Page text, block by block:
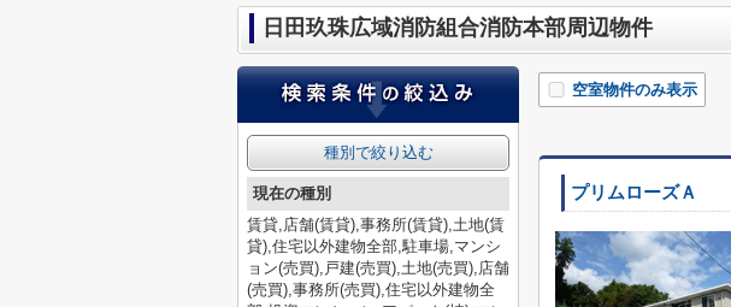
日田玖珠広域消防組合消防本部周辺物件
空室物件のみ表示
プリムローズＡ
種別で絞り込む
現在の種別
賃貸,店舗(賃貸),事務所(賃貸),土地(賃
貸),住宅以外建物全部,駐車場,マンシ
ョン(売買),戸建(売買),土地(売買),店舗
(売買),事務所(売買),住宅以外建物全